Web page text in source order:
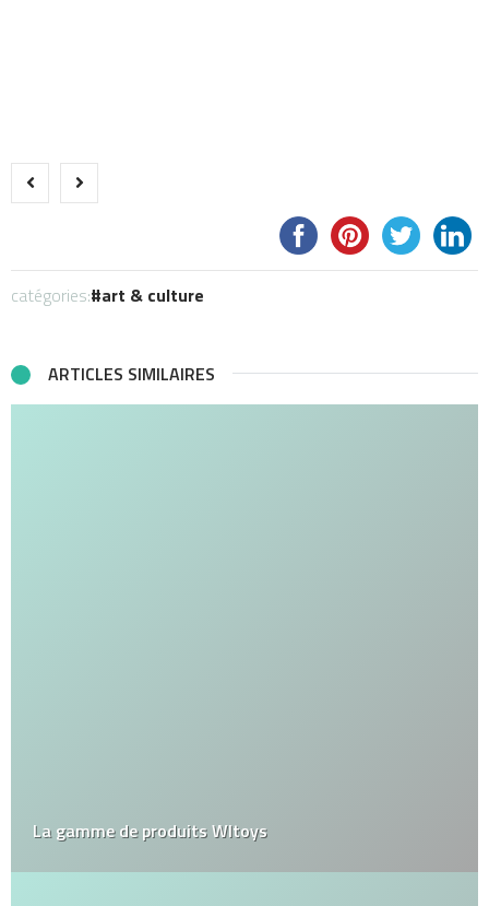
catégories: art & culture
ARTICLES SIMILAIRES
La gamme de produits Wltoys